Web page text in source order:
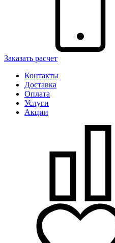
Заказать расчет
Контакты
Доставка
Оплата
Услуги
Акции